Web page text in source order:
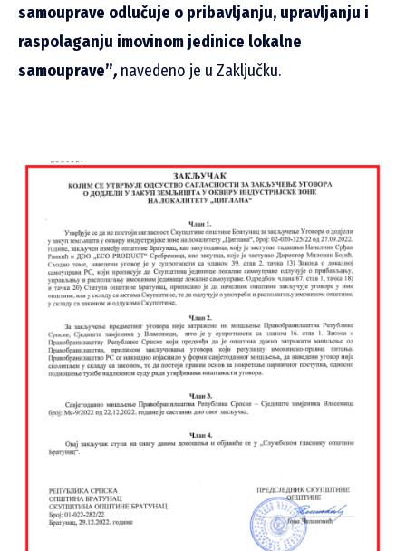
samouprave odlučuje o pribavljanju, upravljanju i
raspolaganju imovinom jedinice lokalne
samouprave”, navedeno je u Zaključku.